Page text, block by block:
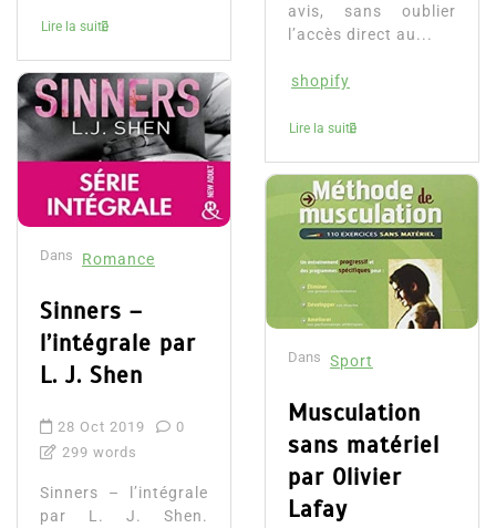
Lire la suite
Dans Romance
Sinners –
l’intégrale par
L. J. Shen
28 Oct 2019
0
299 words
Sinners – l’intégrale
par L. J. Shen.
avis, sans oublier
l’accès direct au...
shopify
Lire la suite
Dans Sport
Musculation
sans matériel
par Olivier
Lafay